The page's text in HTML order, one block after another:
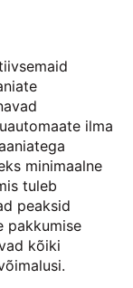
ilma
minimaalne
tuleb
peaksid
pakkumise
kõiki